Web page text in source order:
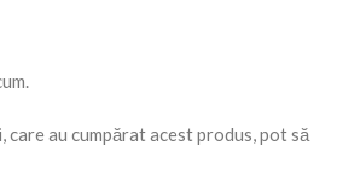
au cumpărat acest produs, pot să